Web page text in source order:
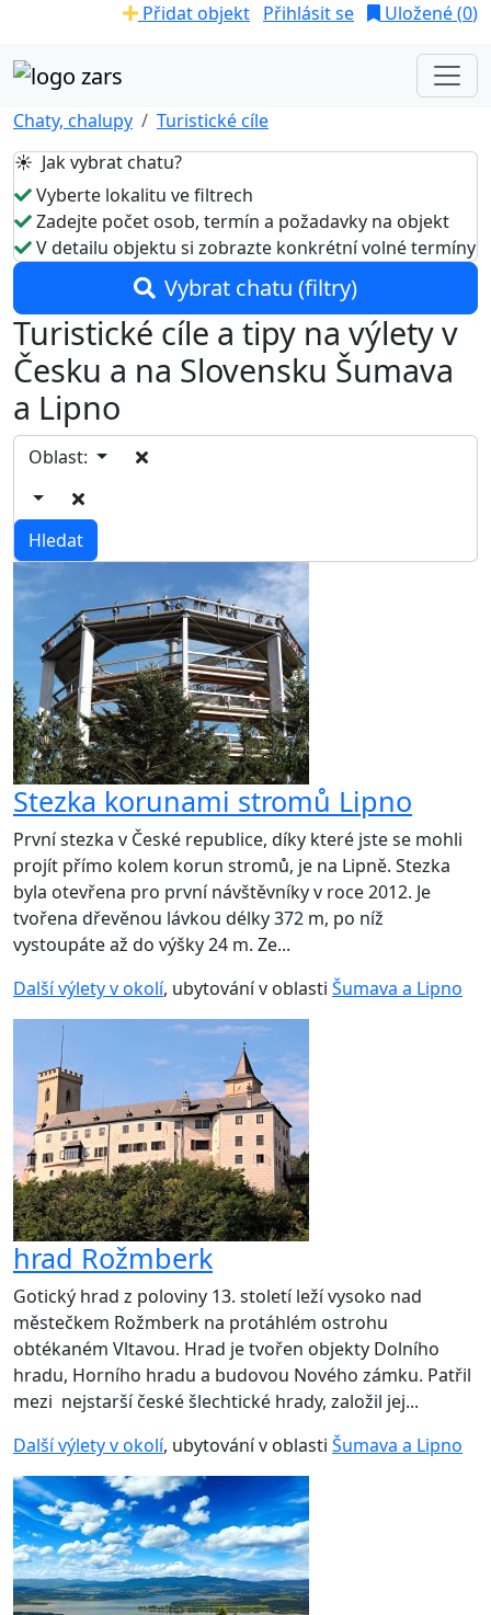
Přidat objekt Přihlásit se Uložené (0)
Chaty, chalupy
Turistické cíle
☀️ Jak vybrat chatu?
Vyberte lokalitu ve filtrech
Zadejte počet osob, termín a požadavky na objekt
V detailu objektu si zobrazte konkrétní volné termíny
Vybrat chatu (filtry)
Turistické cíle a tipy na výlety v
Česku a na Slovensku Šumava
a Lipno
Oblast:
Stezka korunami stromů Lipno
První stezka v České republice, díky které jste se mohli
projít přímo kolem korun stromů, je na Lipně. Stezka
byla otevřena pro první návštěvníky v roce 2012. Je
tvořena dřevěnou lávkou délky 372 m, po níž
vystoupáte až do výšky 24 m. Ze...
Další výlety v okolí, ubytování v oblasti Šumava a Lipno
hrad Rožmberk
Gotický hrad z poloviny 13. století leží vysoko nad
městečkem Rožmberk na protáhlém ostrohu
obtékaném Vltavou. Hrad je tvořen objekty Dolního
hradu, Horního hradu a budovou Nového zámku. Patřil
mezi nejstarší české šlechtické hrady, založil jej...
Další výlety v okolí, ubytování v oblasti Šumava a Lipno